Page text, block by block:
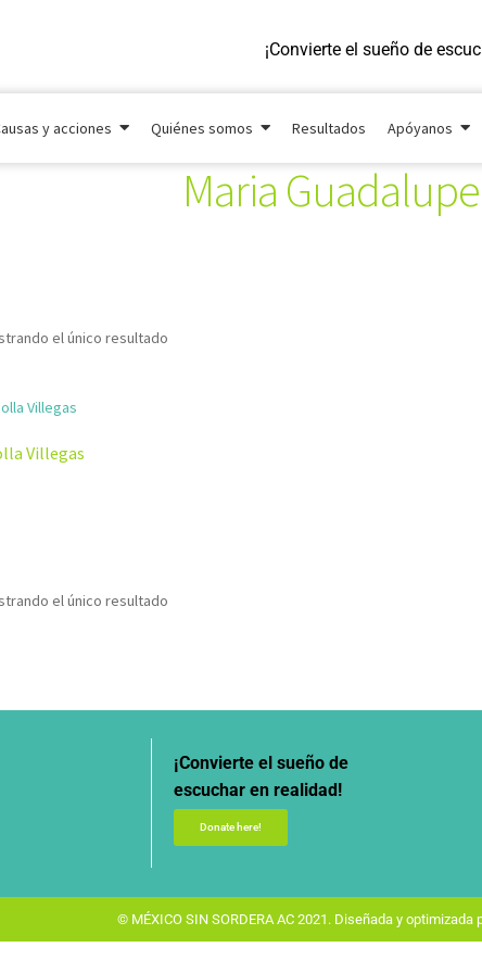
¡Convierte el sueño de
y acciones Quiénes somos Resultados Apóyanos
Maria
el único resultado
Villegas
el único resultado
¡Convierte el sueño de
escuchar en realidad!
Donate here!
© MÉXICO SIN SORDERA AC 2021. Diseñada y optimizada